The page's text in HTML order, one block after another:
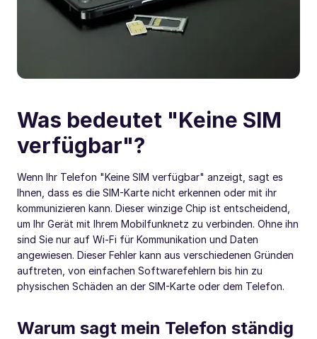
Was bedeutet "Keine SIM
verfügbar"?
Wenn Ihr Telefon "Keine SIM verfügbar" anzeigt, sagt es
Ihnen, dass es die SIM-Karte nicht erkennen oder mit ihr
kommunizieren kann. Dieser winzige Chip ist entscheidend,
um Ihr Gerät mit Ihrem Mobilfunknetz zu verbinden. Ohne ihn
sind Sie nur auf Wi-Fi für Kommunikation und Daten
angewiesen. Dieser Fehler kann aus verschiedenen Gründen
auftreten, von einfachen Softwarefehlern bis hin zu
physischen Schäden an der SIM-Karte oder dem Telefon.
Warum sagt mein Telefon ständig